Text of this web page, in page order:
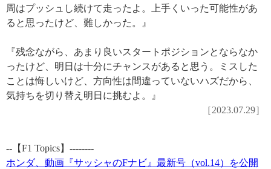
周はプッシュし続けて走ったよ。上手くいった可能性があ
ると思ったけど、難しかった。』
『残念ながら、あまり良いスタートポジションとならなか
ったけど、明日は十分にチャンスがあると思う。ミスした
ことは悔しいけど、方向性は間違っていないハズだから、
気持ちを切り替え明日に挑むよ。』
［2023.07.29］
--【F1 Topics】--------
ホンダ、動画『サッシャのFナビ』最新号（vol.14）を公開